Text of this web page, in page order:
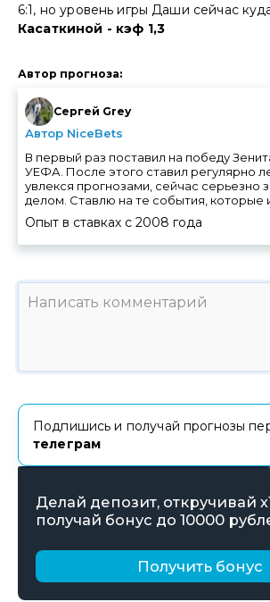
6:1, но уровень игры Даши сейчас
Касаткиной - кэф 1,3
Автор прогноза:
Cергей Grey
Автор NiceBets
В первый раз поставил на победу
УЕФА. После этого ставил регулярно
увлекся прогнозами, сейчас серьезно
делом. Ставлю на те события, которые
Опыт в ставках с 2008 года
Подпишись и получай прогнозы
телеграм
Делай депозит, откручивай
получай бонус до 10000
Получить бонус